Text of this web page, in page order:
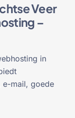
Veer
–
in
e-mail, goede